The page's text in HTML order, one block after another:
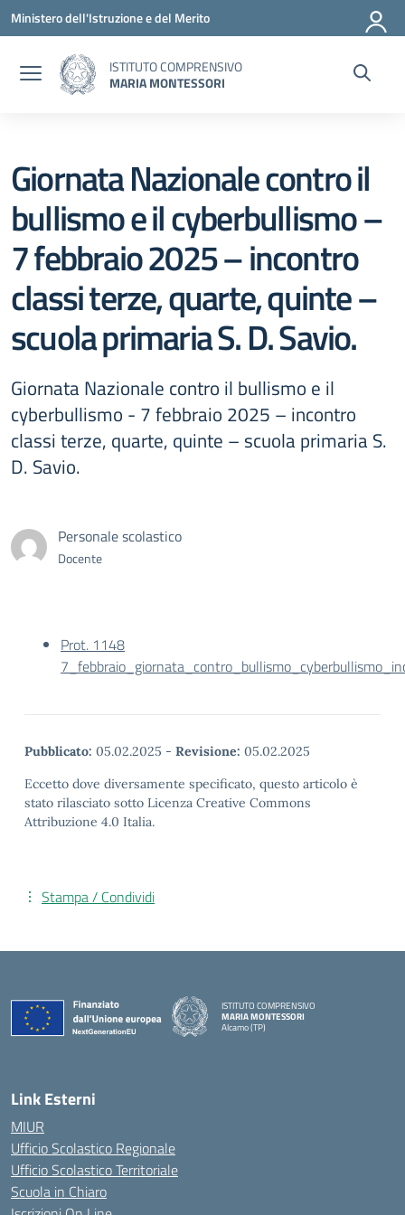
Vai ai contenuti
Vai al menu di navigazione
Vai al footer
Ministero dell'Istruzione e del Merito
ISTITUTO COMPRENSIVO
MARIA MONTESSORI
Giornata Nazionale contro il
bullismo e il cyberbullismo –
7 febbraio 2025 – incontro
classi terze, quarte, quinte –
scuola primaria S. D. Savio.
Giornata Nazionale contro il bullismo e il
cyberbullismo - 7 febbraio 2025 – incontro
classi terze, quarte, quinte – scuola primaria S.
D. Savio.
Personale scolastico
Docente
Prot. 1148
Pubblicato: 05.02.2025 - Revisione: 05.02.2025
Eccetto dove diversamente specificato, questo articolo è
stato rilasciato sotto Licenza Creative Commons
Attribuzione 4.0 Italia.
Stampa / Condividi
ISTITUTO COMPRENSIVO
MARIA MONTESSORI
Alcamo (TP)
Link Esterni
MIUR
Ufficio Scolastico Regionale
Ufficio Scolastico Territoriale
Scuola in Chiaro